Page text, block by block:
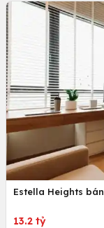
Estella Heights
13.2 tỷ